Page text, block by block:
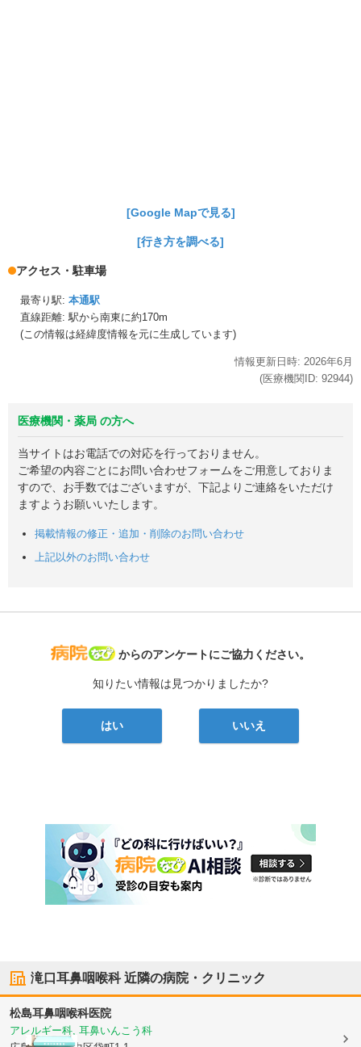
[Google Mapで見る]
[行き方を調べる]
アクセス・駐車場
最寄り駅: 本通駅
直線距離: 駅から南東に約170m
(この情報は経緯度情報を元に生成しています)
情報更新日時: 2026年6月
(医療機関ID: 92944)
医療機関・薬局 の方へ
当サイトはお電話での対応を行っておりません。
ご希望の内容ごとにお問い合わせフォームをご用意しておりま
すので、お手数ではございますが、下記よりご連絡をいただけ
ますようお願いいたします。
掲載情報の修正・追加・削除のお問い合わせ
上記以外のお問い合わせ
病院なび
からのアンケートにご協力ください。
知りたい情報は見つかりましたか?
はい いいえ
滝口耳鼻咽喉科近隣の病院・クリニック
松島耳鼻咽喉科医院
アレルギー科, 耳鼻いんこう科